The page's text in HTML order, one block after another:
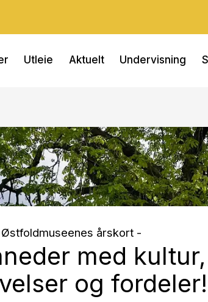
Utleie Aktuelt Undervisning
Østfoldmuseenes årskort -
med kul­tur,
og for­de­ler!